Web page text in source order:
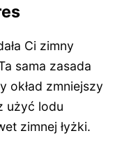
Ci zimny
sama zasada
okład zmniejszy
użyć lodu
zimnej łyżki.